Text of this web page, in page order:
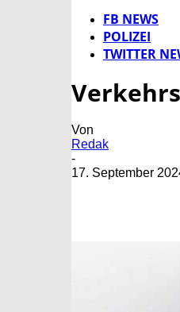
FB NEWS
POLIZEI
TWITTER
Von
Redak
-
17. September